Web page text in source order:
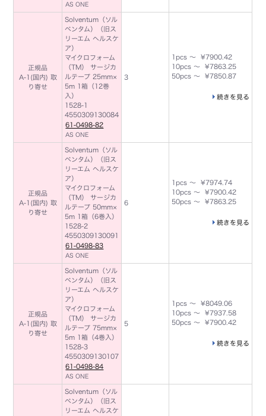
AS ONE
正規品
A-1(国内) 取
り寄せ
Solventum（ソル
ベンタム）（旧ス
リーエム ヘルスケ
ア）
マイクロフォーム
（TM） サージカ
ルテープ 25mm×
5m 1箱（12巻
入）
1528-1
4550309130084
61-0498-82
AS ONE
3
1pcs ～ ¥7900.42
10pcs ～ ¥7863.25
50pcs ～ ¥7850.87
続きを見る
正規品
A-1(国内) 取
り寄せ
Solventum（ソル
ベンタム）（旧ス
リーエム ヘルスケ
ア）
マイクロフォーム
（TM） サージカ
ルテープ 50mm×
5m 1箱（6巻入）
1528-2
4550309130091
61-0498-83
AS ONE
6
1pcs ～ ¥7974.74
10pcs ～ ¥7900.42
50pcs ～ ¥7863.25
続きを見る
正規品
A-1(国内) 取
り寄せ
Solventum（ソル
ベンタム）（旧ス
リーエム ヘルスケ
ア）
マイクロフォーム
（TM） サージカ
ルテープ 75mm×
5m 1箱（4巻入）
1528-3
4550309130107
61-0498-84
AS ONE
5
1pcs ～ ¥8049.06
10pcs ～ ¥7937.58
50pcs ～ ¥7900.42
続きを見る
Solventum（ソル
ベンタム）（旧ス
リーエム ヘルスケ